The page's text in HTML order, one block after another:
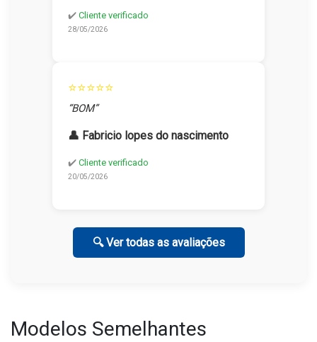
✔️ Cliente verificado
28/05/2026
⭐⭐⭐⭐⭐
“BOM”
👤 Fabricio lopes do nascimento
✔️ Cliente verificado
20/05/2026
🔍 Ver todas as avaliações
Modelos Semelhantes